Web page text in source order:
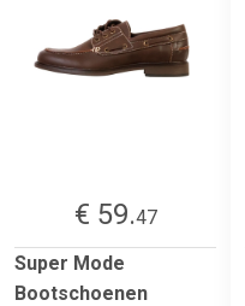
€ 59.47
Super Mode
Bootschoenen